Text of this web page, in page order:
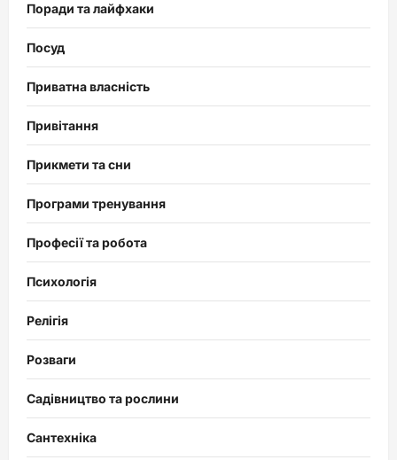
Поради та лайфхаки
Посуд
Приватна власність
Привітання
Прикмети та сни
Програми тренування
Професії та робота
Психологія
Релігія
Розваги
Садівництво та рослини
Сантехніка